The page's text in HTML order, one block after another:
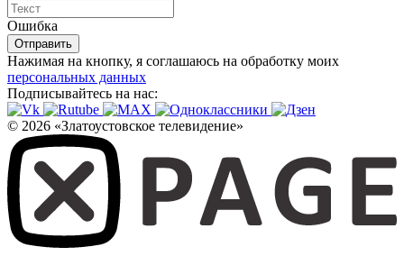
Ошибка
Отправить
Нажимая на кнопку, я соглашаюсь на обработку моих
персональных данных
Подписывайтесь на нас:
© 2026 «Златоустовское телевидение»